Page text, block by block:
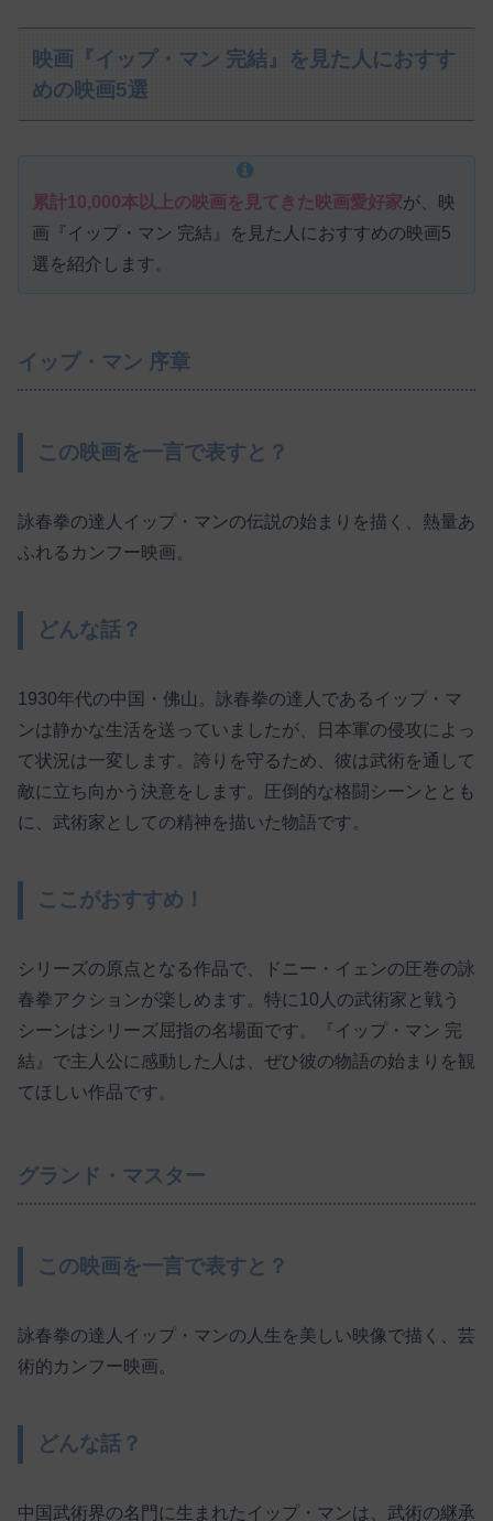
映画『イップ・マン 完結』を見た人におすす
めの映画5選
累計10,000本以上の映画を見てきた映画愛好家が、映
画『イップ・マン 完結』を見た人におすすめの映画5
選を紹介します。
イップ・マン 序章
この映画を一言で表すと？
詠春拳の達人イップ・マンの伝説の始まりを描く、熱量あ
ふれるカンフー映画。
どんな話？
1930年代の中国・佛山。詠春拳の達人であるイップ・マ
ンは静かな生活を送っていましたが、日本軍の侵攻によっ
て状況は一変します。誇りを守るため、彼は武術を通して
敵に立ち向かう決意をします。圧倒的な格闘シーンととも
に、武術家としての精神を描いた物語です。
ここがおすすめ！
シリーズの原点となる作品で、ドニー・イェンの圧巻の詠
春拳アクションが楽しめます。特に10人の武術家と戦う
シーンはシリーズ屈指の名場面です。『イップ・マン 完
結』で主人公に感動した人は、ぜひ彼の物語の始まりを観
てほしい作品です。
グランド・マスター
この映画を一言で表すと？
詠春拳の達人イップ・マンの人生を美しい映像で描く、芸
術的カンフー映画。
どんな話？
中国武術界の名門に生まれたイップ・マンは、武術の継承